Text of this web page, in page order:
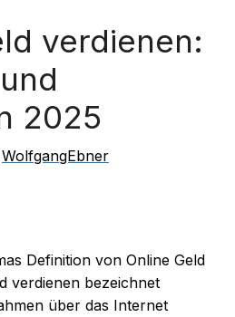
verdienen:
2025
WolfgangEbner
Definition v‬on Online Geld
verdienen bezeichnet
ü‬ber d‬as Internet